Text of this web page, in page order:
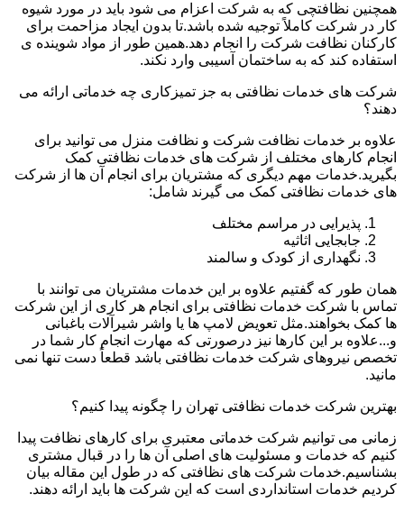
همچنین نظافتچی که به شرکت اعزام می شود باید در مورد شیوه
کار در شرکت کاملاً توجیه شده باشد.تا بدون ایجاد مزاحمت برای
کارکنان نظافت شرکت را انجام دهد.همین طور از مواد شوینده ی
استفاده کند که به ساختمان آسیبی وارد نکند.
شرکت های خدمات نظافتی به جز تمیزکاری چه خدماتی ارائه می
دهند؟
علاوه بر خدمات نظافت شرکت و نظافت منزل می توانید برای
انجام کارهای مختلف از شرکت های خدمات نظافتی کمک
بگیرید.خدمات مهم دیگری که مشتریان برای انجام آن ها از شرکت
های خدمات نظافتی کمک می گیرند شامل:
پذیرایی در مراسم مختلف
جابجایی اثاثیه
نگهداری از کودک و سالمند
همان طور که گفتیم علاوه بر این خدمات مشتریان می توانند با
تماس با شرکت خدمات نظافتی برای انجام هر کاری از این شرکت
ها کمک بخواهند.مثل تعویض لامپ ها یا واشر شیرآلات باغبانی
و...علاوه بر این کارها نیز درصورتی که مهارت انجام کار شما در
تخصص نیروهای شرکت خدمات نظافتی باشد قطعاً دست تنها نمی
مانید.
بهترین شرکت خدمات نظافتی تهران را چگونه پیدا کنیم؟
زمانی می توانیم شرکت خدماتی معتبری برای کارهای نظافت پیدا
کنیم که خدمات و مسئولیت های اصلی آن ها را در قبال مشتری
بشناسیم.خدمات شرکت های نظافتی که در طول این مقاله بیان
کردیم خدمات استانداردی است که این شرکت ها باید ارائه دهند.